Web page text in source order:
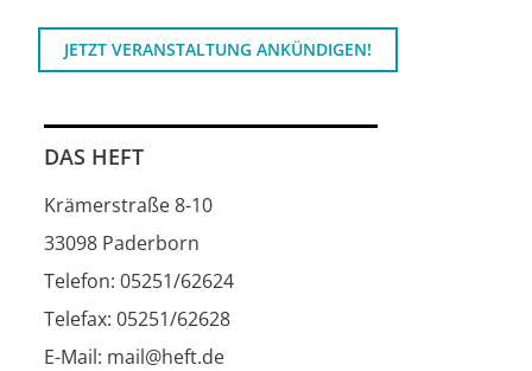
JETZT VERANSTALTUNG ANKÜNDIGEN!
DAS HEFT
Krämerstraße 8-10
33098 Paderborn
Telefon: 05251/62624
Telefax: 05251/62628
E-Mail: mail@heft.de